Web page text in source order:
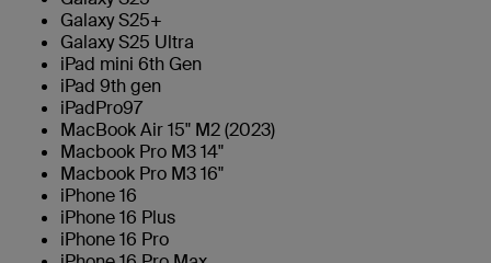
Galaxy S25+
Galaxy S25 Ultra
iPad mini 6th Gen
iPad 9th gen
iPadPro97
MacBook Air 15" M2 (2023)
Macbook Pro M3 14"
Macbook Pro M3 16"
iPhone 16
iPhone 16 Plus
iPhone 16 Pro